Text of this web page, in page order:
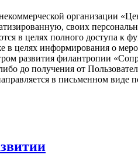
организации
своих
в целях полного доступа к
в целях информирования о
развития филантропии
до получения от
в письменном виде